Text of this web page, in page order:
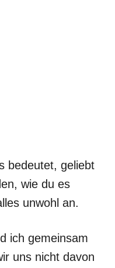
bedeutet, geliebt
wie du es
unwohl an.
ich gemeinsam
uns nicht davon